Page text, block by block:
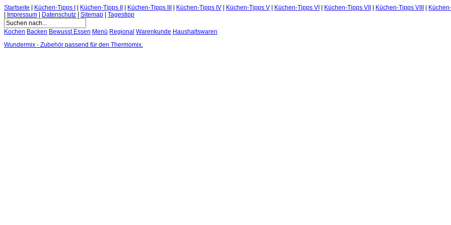
Startseite Küchen-Tipps I Küchen-Tipps II Küchen-Tipps III Küchen-Tipps IV Küchen-Tipps V Küchen-Tipps VI Küchen-Tipps VII Küchen-Tipps VIII
Impressum Datenschutz Sitemap Tagestipp
Kochen Backen Bewusst Essen Menü Regional Warenkunde Haushaltswaren
Wundermix - Zubehör passend für den Thermomix.